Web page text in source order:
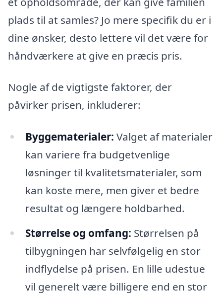
plads til at samles? Jo mere specifik du er i
dine ønsker, desto lettere vil det være for
håndværkere at give en præcis pris.
Nogle af de vigtigste faktorer, der
påvirker prisen, inkluderer:
Byggematerialer: Valget af materialer
kan variere fra budgetvenlige
løsninger til kvalitetsmaterialer, som
kan koste mere, men giver et bedre
resultat og længere holdbarhed.
Størrelse og omfang: Størrelsen på
tilbygningen har selvfølgelig en stor
indflydelse på prisen. En lille udestue
vil generelt være billigere end en stor